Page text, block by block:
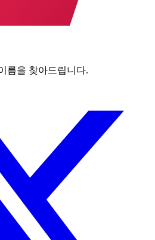
름을 찾아드립니다.